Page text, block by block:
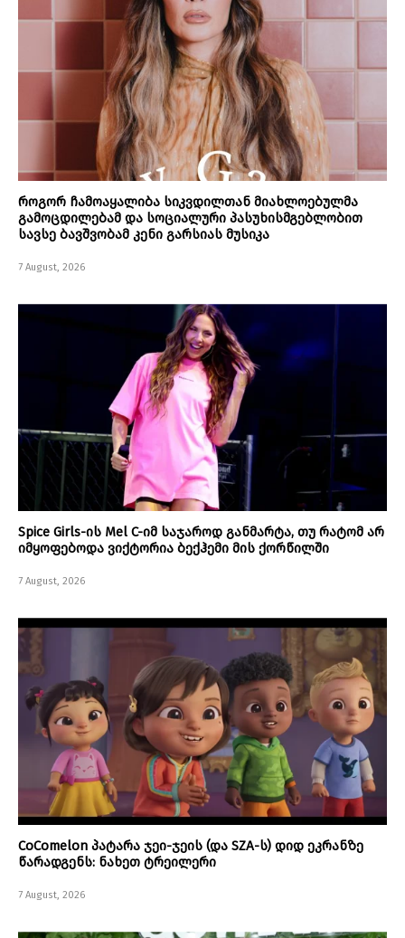
როგორ ჩამოაყალიბა სიკვდილთან მიახლოებულმა
გამოცდილებამ და სოციალური პასუხისმგებლობით
სავსე ბავშვობამ კენი გარსიას მუსიკა
7 August, 2026
Spice Girls-ის Mel C-იმ საჯაროდ განმარტა, თუ რატომ არ
იმყოფებოდა ვიქტორია ბექჰემი მის ქორწილში
7 August, 2026
CoComelon პატარა ჯეი-ჯეის (და SZA-ს) დიდ ეკრანზე
წარადგენს: ნახეთ ტრეილერი
7 August, 2026